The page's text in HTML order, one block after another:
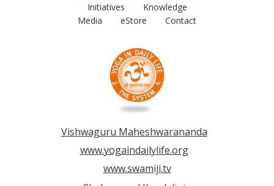
Initiatives
Knowledge
Media
eStore Contact
Vishwaguru Maheshwarananda
www.yogaindailylife.org
www.swamiji.tv